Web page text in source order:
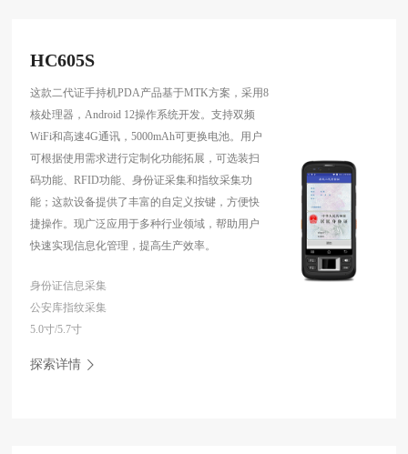
HC605S
这款二代证手持机PDA产品基于MTK方案，采用8
核处理器，Android 12操作系统开发。支持双频
WiFi和高速4G通讯，5000mAh可更换电池。用户
可根据使用需求进行定制化功能拓展，可选装扫
码功能、RFID功能、身份证采集和指纹采集功
能；这款设备提供了丰富的自定义按键，方便快
捷操作。现广泛应用于多种行业领域，帮助用户
快速实现信息化管理，提高生产效率。
身份证信息采集
公安库指纹采集
5.0寸/5.7寸
探索详情